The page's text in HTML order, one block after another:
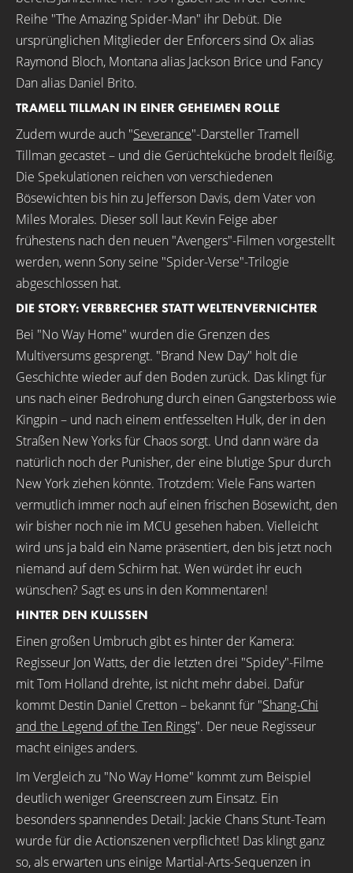
Reihe "The Amazing Spider-Man" ihr Debüt. Die
ursprünglichen Mitglieder der Enforcers sind Ox alias
Raymond Bloch, Montana alias Jackson Brice und Fancy
Dan alias Daniel Brito.
TRAMELL TILLMAN IN EINER GEHEIMEN ROLLE
Zudem wurde auch "Severance"-Darsteller Tramell
Tillman gecastet – und die Gerüchteküche brodelt fleißig.
Die Spekulationen reichen von verschiedenen
Bösewichten bis hin zu Jefferson Davis, dem Vater von
Miles Morales. Dieser soll laut Kevin Feige aber
frühestens nach den neuen "Avengers"-Filmen vorgestellt
werden, wenn Sony seine "Spider-Verse"-Trilogie
abgeschlossen hat.
DIE STORY: VERBRECHER STATT WELTENVERNICHTER
Bei "No Way Home" wurden die Grenzen des
Multiversums gesprengt. "Brand New Day" holt die
Geschichte wieder auf den Boden zurück. Das klingt für
uns nach einer Bedrohung durch einen Gangsterboss wie
Kingpin – und nach einem entfesselten Hulk, der in den
Straßen New Yorks für Chaos sorgt. Und dann wäre da
natürlich noch der Punisher, der eine blutige Spur durch
New York ziehen könnte. Trotzdem: Viele Fans warten
vermutlich immer noch auf einen frischen Bösewicht, den
wir bisher noch nie im MCU gesehen haben. Vielleicht
wird uns ja bald ein Name präsentiert, den bis jetzt noch
niemand auf dem Schirm hat. Wen würdet ihr euch
wünschen? Sagt es uns in den Kommentaren!
HINTER DEN KULISSEN
Einen großen Umbruch gibt es hinter der Kamera:
Regisseur Jon Watts, der die letzten drei "Spidey"-Filme
mit Tom Holland drehte, ist nicht mehr dabei. Dafür
kommt Destin Daniel Cretton – bekannt für "Shang-Chi
and the Legend of the Ten Rings". Der neue Regisseur
macht einiges anders.
Im Vergleich zu "No Way Home" kommt zum Beispiel
deutlich weniger Greenscreen zum Einsatz. Ein
besonders spannendes Detail: Jackie Chans Stunt-Team
wurde für die Actionszenen verpflichtet! Das klingt ganz
so, als erwarten uns einige Martial-Arts-Sequenzen in